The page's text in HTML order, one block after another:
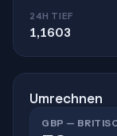
24H TIEF
1,1603
Umrechnen
GBP —